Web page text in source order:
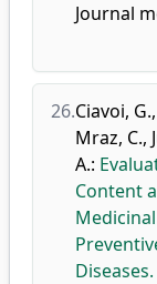
Journal
26.Ciavoi, G.,
Mraz, C.,
A.:
Content
Diseases.